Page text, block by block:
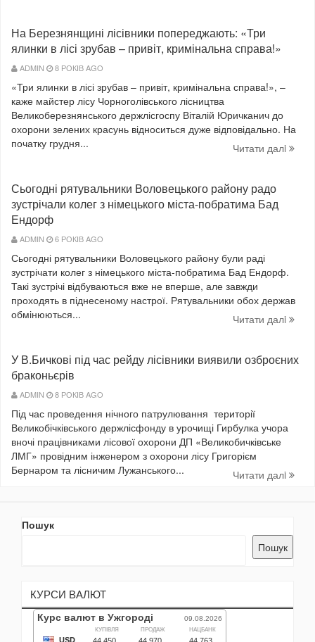
На Березнянщині лісівники попереджають: «Три
ялинки в лісі зрубав – привіт, кримінальна справа!»
ADMIN 8 РОКІВ AGO
«Три ялинки в лісі зрубав – привіт, кримінальна справа!», –
каже майстер лісу Чорноголівського лісництва
Великоберезнянського держлісгоспу Віталій Юричканич до
охорони зелених красунь відноситься дуже відповідально. На
початку грудня...
Читати далi
Сьогодні рятувальники Воловецького району радо
зустрічали колег з німецького міста-побратима Бад
Ендорф
ADMIN 6 РОКІВ AGO
Сьогодні рятувальники Воловецького району були раді
зустрічати колег з німецького міста-побратима Бад Ендорф.
Такі зустрічі відбуваються вже не вперше, але завжди
проходять в піднесеному настрої. Рятувальники обох держав
обмінюються...
Читати далi
У В.Бичкові під час рейду лісівники виявили озброєних
браконьєрів
ADMIN 8 РОКІВ AGO
Під час проведення нічного патрулювання території
Великобічківського держлісфонду в урочищі Гирбулка учора
вночі працівниками лісової охорони ДП «Великобичківське
ЛМГ» провідним інженером з охорони лісу Григорієм
Бернаром та лісничим Лужанського...
Читати далi
Пошук
Пошук
КУРСИ ВАЛЮТ